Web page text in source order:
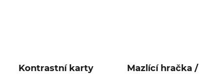
Kontrastní karty
Mazlící hračka /